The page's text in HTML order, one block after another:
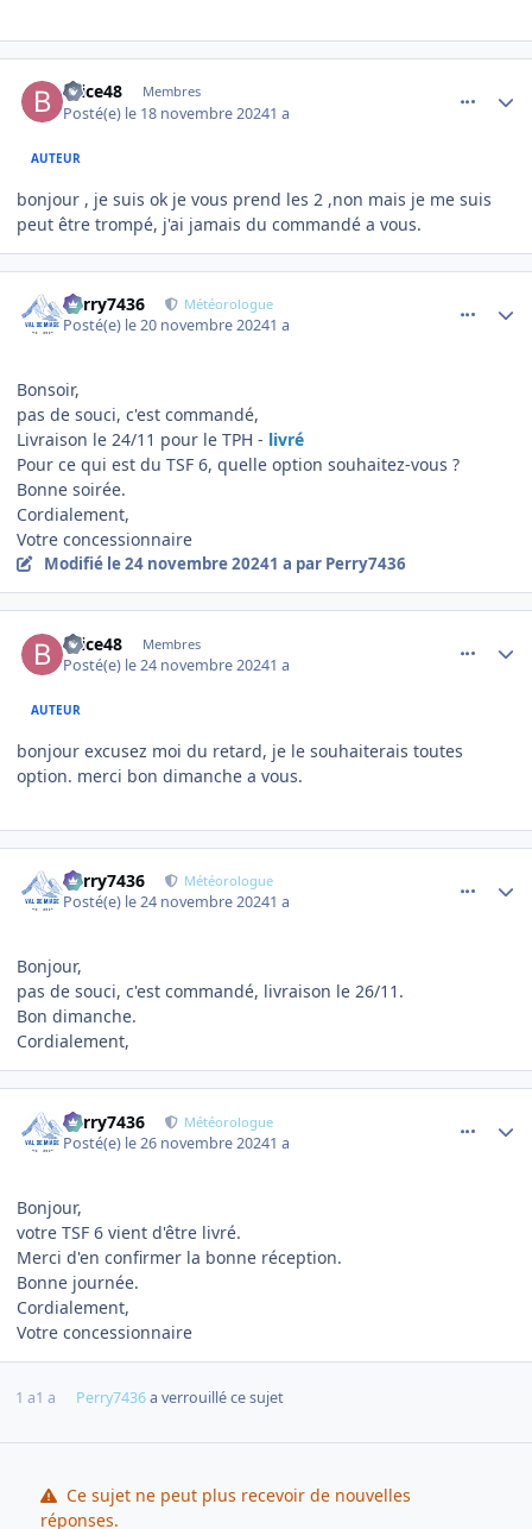
brice48 Membres
Posté(e) le 18 novembre 20241 a
AUTEUR
bonjour , je suis ok je vous prend les 2 ,non mais je me suis
peut être trompé, j'ai jamais du commandé a vous.
Perry7436 Météorologue
Posté(e) le 20 novembre 20241 a
Bonsoir,
pas de souci, c'est commandé,
Livraison le 24/11 pour le TPH - livré
Pour ce qui est du TSF 6, quelle option souhaitez-vous ?
Bonne soirée.
Cordialement,
Votre concessionnaire
Modifié le 24 novembre 20241 a par Perry7436
brice48 Membres
Posté(e) le 24 novembre 20241 a
AUTEUR
bonjour excusez moi du retard, je le souhaiterais toutes
option. merci bon dimanche a vous.
Perry7436 Météorologue
Posté(e) le 24 novembre 20241 a
Bonjour,
pas de souci, c'est commandé, livraison le 26/11.
Bon dimanche.
Cordialement,
Perry7436 Météorologue
Posté(e) le 26 novembre 20241 a
Bonjour,
votre TSF 6 vient d'être livré.
Merci d'en confirmer la bonne réception.
Bonne journée.
Cordialement,
Votre concessionnaire
1 a1 a Perry7436a verrouillé ce sujet
Ce sujet ne peut plus recevoir de nouvelles
réponses.